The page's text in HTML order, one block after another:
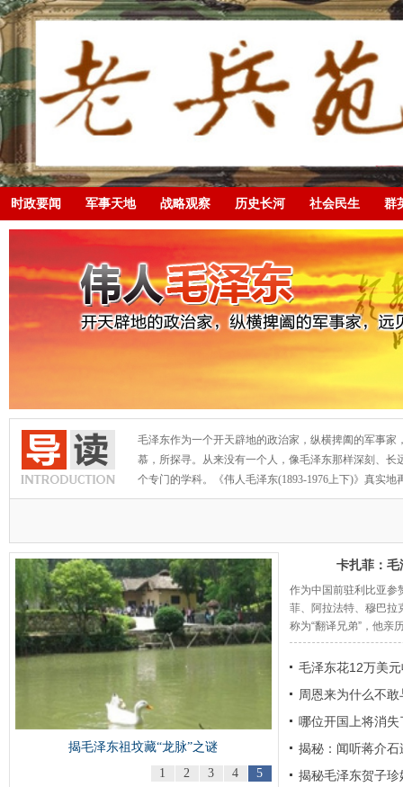
时政要闻 军事天地 战略观察 历史长河 社会民生 群
毛泽东作为一个开天辟地的政治家，纵横捭阖的军事
慕，所探寻。从来没有一个人，像毛泽东那样深刻、
个专门的学科。《伟人毛泽东(1893-1976上下)》真实
揭毛泽东祖坟藏“龙脉”之谜
1
2 3 4 5
卡扎菲：
作为中国前驻利比亚参
菲、阿拉法特、穆巴拉
称为“翻译兄弟”，他亲
毛泽东花12万美
周恩来为什么不
哪位开国上将消
揭秘：闻听蒋介
揭秘毛泽东贺子